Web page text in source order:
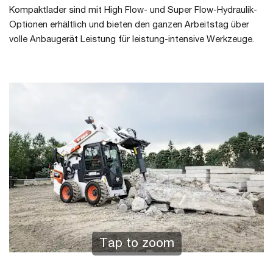
Kompaktlader sind mit High Flow- und Super Flow-Hydraulik-
Optionen erhältlich und bieten den ganzen Arbeitstag über
volle Anbaugerät Leistung für leistung-intensive Werkzeuge.
Tap to zoom